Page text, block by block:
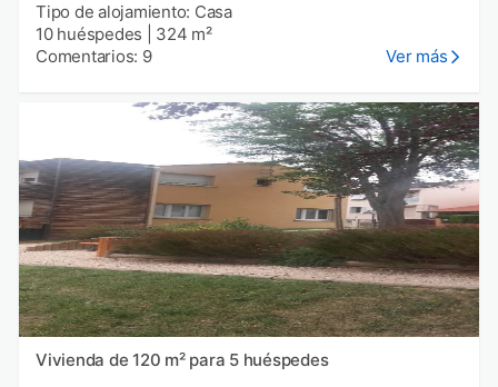
Tipo de alojamiento: Casa
10 huéspedes
324 m²
Comentarios: 9
Ver más
Vivienda de 120 m² para 5 huéspedes